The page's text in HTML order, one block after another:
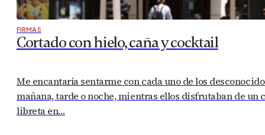
FIRMAS
Cortado con hielo, caña y cocktail
Me encantaría sentarme con cada uno de los
mañana, tarde o noche, mientras ellos disfrutaban de un
libreta en…